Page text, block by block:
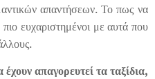
απαντήσεων. Το πως να
ευχαριστημένοι με αυτά που
απαγορευτεί τα ταξίδια,